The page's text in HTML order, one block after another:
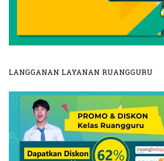
LANGGANAN LAYANAN RUANGGURU